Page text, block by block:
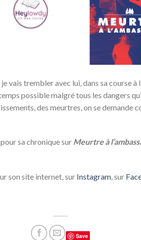
vais trembler avec lui, dans sa course à
possible malgré tous les dangers
des meurtres, on se
sa chronique sur Meurtre à
son site internet, sur Instagram, sur
Save